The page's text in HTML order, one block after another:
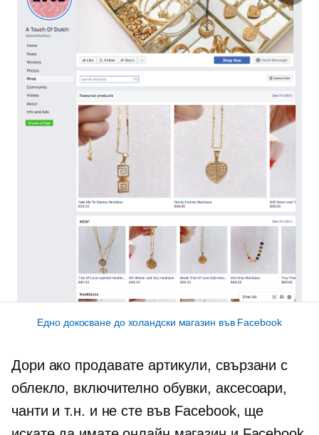
Едно докосване до холандски магазин във Facebook
Дори ако продавате артикули, свързани с
облекло, включително обувки, аксесоари,
чанти и т.н. и не сте във Facebook, ще